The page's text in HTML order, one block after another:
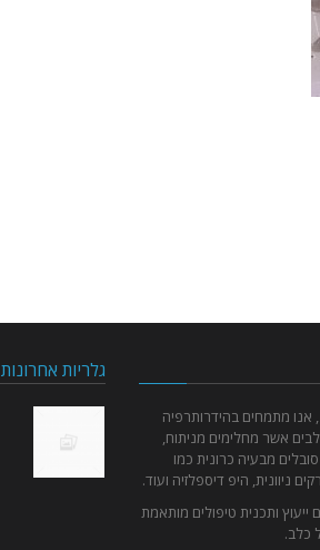
בHYDRA , אנו מתמחים בהידרותרפיה
אשר מחלימים מניתוח,
מבעיה כרונית כמו
ניוונית, היפ דיספלזיה ועוד.
ייעוץ ותכנית טיפולים מותאמת
כלב.
גלריות אחרונות